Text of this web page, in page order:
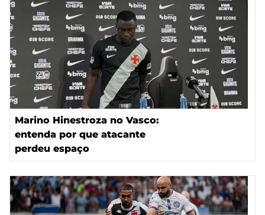
Marino Hinestroza no Vasco:
entenda por que atacante
perdeu espaço